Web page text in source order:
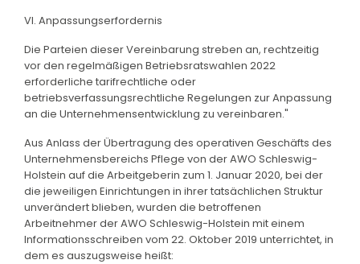
VI. Anpassungserfordernis
Die Parteien dieser Vereinbarung streben an, rechtzeitig
vor den regelmäßigen Betriebsratswahlen 2022
erforderliche tarifrechtliche oder
betriebsverfassungsrechtliche Regelungen zur Anpassung
an die Unternehmensentwicklung zu vereinbaren."
Aus Anlass der Übertragung des operativen Geschäfts des
Unternehmensbereichs Pflege von der AWO Schleswig-
Holstein auf die Arbeitgeberin zum 1. Januar 2020, bei der
die jeweiligen Einrichtungen in ihrer tatsächlichen Struktur
unverändert blieben, wurden die betroffenen
Arbeitnehmer der AWO Schleswig-Holstein mit einem
Informationsschreiben vom 22. Oktober 2019 unterrichtet, in
dem es auszugsweise heißt: